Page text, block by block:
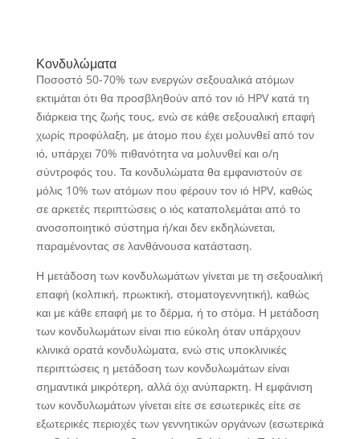
Κονδυλώματα
Ποσοστό 50-70% των ενεργών σεξουαλικά ατόμων
εκτιμάται ότι θα προσβληθούν από τον ιό HPV κατά τη
διάρκεια της ζωής τους, ενώ σε κάθε σεξουαλική επαφή
χωρίς προφύλαξη, με άτομο που έχει μολυνθεί από τον
ιό, υπάρχει 70% πιθανότητα να μολυνθεί και ο/η
σύντροφός του. Τα κονδυλώματα θα εμφανιστούν σε
μόλις 10% των ατόμων που φέρουν τον ιό HPV, καθώς
σε αρκετές περιπτώσεις ο ιός καταπολεμάται από το
ανοσοποιητικό σύστημα ή/και δεν εκδηλώνεται,
παραμένοντας σε λανθάνουσα κατάσταση.
Η μετάδοση των κονδυλωμάτων γίνεται με τη σεξουαλική
επαφή (κολπική, πρωκτική, στοματογεννητική), καθώς
και με κάθε επαφή με το δέρμα, ή το στόμα. Η μετάδοση
των κονδυλωμάτων είναι πιο εύκολη όταν υπάρχουν
κλινικά ορατά κονδυλώματα, ενώ στις υποκλινικές
περιπτώσεις η μετάδοση των κονδυλωμάτων είναι
σημαντικά μικρότερη, αλλά όχι ανύπαρκτη. Η εμφάνιση
των κονδυλωμάτων γίνεται είτε σε εσωτερικές είτε σε
εξωτερικές περιοχές των γεννητικών οργάνων (εσωτερικά